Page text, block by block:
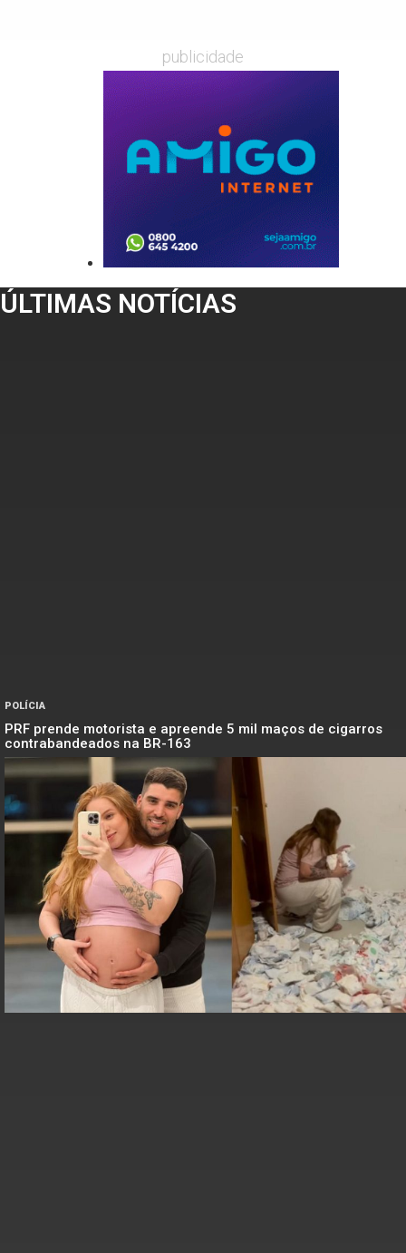
publicidade
ÚLTIMAS NOTÍCIAS
POLÍCIA
PRF prende motorista e apreende 5 mil maços de cigarros
contrabandeados na BR-163